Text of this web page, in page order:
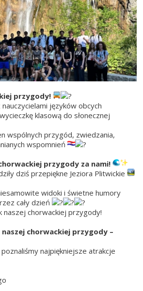
przygody!
języków obcych
klasową do słonecznej
wspólnych przygód, zwiedzania,
wspomnień
przygody za nami!
dziś przepiękne Jeziora Plitwickie
widoki i świetne humory
cały dzień
chorwackiej przygody!
chorwackiej przygody –
najpiękniejsze atrakcje